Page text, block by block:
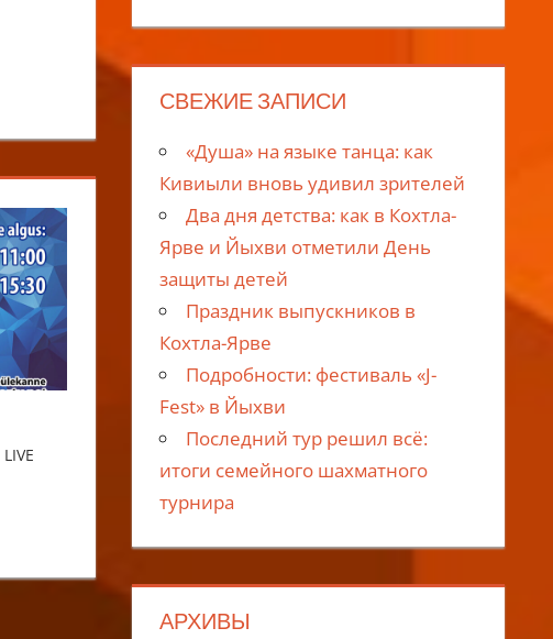
LIVE
СВЕЖИЕ ЗАПИСИ
«Душа» на языке танца: как
Кивиыли вновь удивил зрителей
Два дня детства: как в Кохтла-
Ярве и Йыхви отметили День
защиты детей
Праздник выпускников в
Кохтла-Ярве
Подробности: фестиваль «J-
Fest» в Йыхви
Последний тур решил всё:
итоги семейного шахматного
турнира
АРХИВЫ